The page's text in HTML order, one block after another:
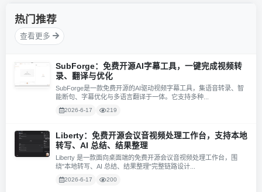
热门推荐
查看更多
SubForge：免费开源AI字幕工具，一键完成视频转
录、翻译与优化
SubForge是一款免费开源的AI驱动视频字幕工具，集语音转录、智
能断句、字幕优化与多语言翻译于一体。它支持多种...
2026-6-17 219
Liberty：免费开源会议音视频处理工作台，支持本地
转写、AI 总结、结果整理
Liberty 是一款面向桌面端的免费开源会议音视频处理工作台，围
绕"本地转写、AI 总结、结果整理"完整链路设计...
2026-6-17 200